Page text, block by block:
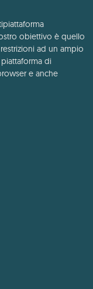
obiettivo è quello
ad un ampio
di
e anche